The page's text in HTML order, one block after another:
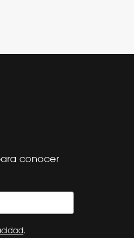
conocer
.